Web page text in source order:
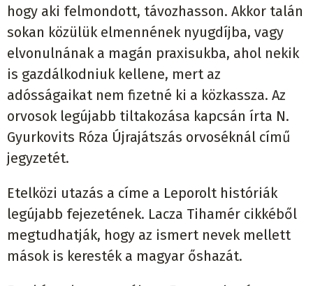
hogy aki felmondott, távozhasson. Akkor talán
sokan közülük elmennének nyugdíjba, vagy
elvonulnának a magán praxisukba, ahol nekik
is gazdálkodniuk kellene, mert az
adósságaikat nem fizetné ki a közkassza. Az
orvosok legújabb tiltakozása kapcsán írta N.
Gyurkovits Róza Újrajátszás orvoséknál című
jegyzetét.
Etelközi utazás a címe a Leporolt históriák
legújabb fejezetének. Lacza Tihamér cikkéből
megtudhatják, hogy az ismert nevek mellett
mások is keresték a magyar őshazát.